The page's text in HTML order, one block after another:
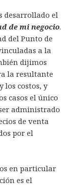
desarrollado el
de mi negocio.
del Punto de
a la
dijimos
la resultante
los costos, y
casos el único
administrado
de venta
por el
en particular
es el